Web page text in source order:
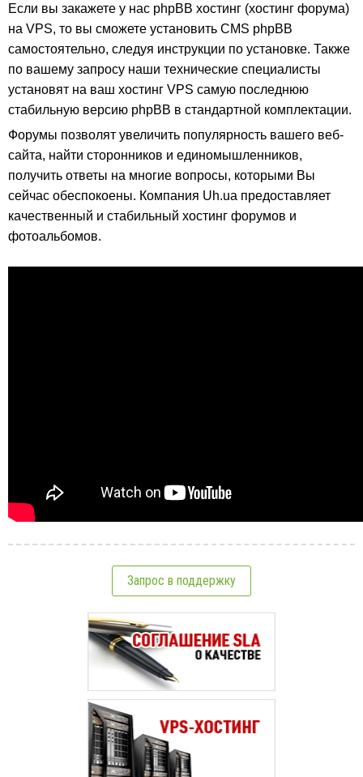
Если вы закажете у нас phpBB хостинг (хостинг форума)
на VPS, то вы сможете установить CMS phpBB
самостоятельно, следуя инструкции по установке. Также
по вашему запросу наши технические специалисты
установят на ваш хостинг VPS самую последнюю
стабильную версию phpBB в стандартной комплектации.
Форумы позволят увеличить популярность вашего веб-
сайта, найти сторонников и единомышленников,
получить ответы на многие вопросы, которыми Вы
сейчас обеспокоены. Компания Uh.ua предоставляет
качественный и стабильный хостинг форумов и
фотоальбомов.
Запрос в поддержку